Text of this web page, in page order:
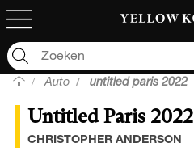
Auto untitled paris 2022
Untitled Paris 2022
CHRISTOPHER ANDERSON